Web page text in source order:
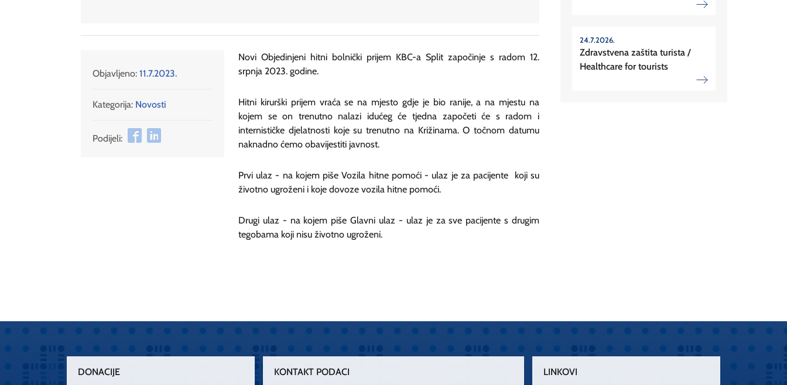
Objavljeno: 11.7.2023.
Kategorija: Novosti
Podijeli:
Novi Objedinjeni hitni bolnički prijem KBC-a Split započinje s radom 12.
srpnja 2023. godine.
Hitni kirurški prijem vraća se na mjesto gdje je bio ranije, a na mjestu na
kojem se on trenutno nalazi idućeg će tjedna započeti će s radom i
internističke djelatnosti koje su trenutno na Križinama. O točnom datumu
naknadno ćemo obavijestiti javnost.
Prvi ulaz - na kojem piše Vozila hitne pomoći - ulaz je za pacijente koji su
životno ugroženi i koje dovoze vozila hitne pomoći.
Drugi ulaz - na kojem piše Glavni ulaz - ulaz je za sve pacijente s drugim
tegobama koji nisu životno ugroženi.
24.7.2026.
Zdravstvena zaštita turista /
Healthcare for tourists
DONACIJE KONTAKT PODACI LINKOVI